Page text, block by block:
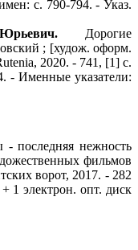
с. 790-794. - Указ.
Дорогие
; [худож. оформ.
2020. - 741, [1] с.
- Именные указатели:
последняя нежность
фильмов
ворот, 2017. - 282
1 электрон. опт. диск